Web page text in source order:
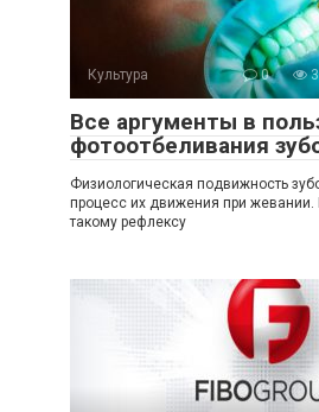
Культура 0
Все аргументы в
фотоотбеливания
Физиологическая подвижность
процесс их движения при
такому рефлексу